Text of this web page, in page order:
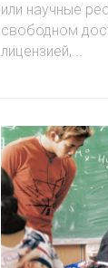
или научные
свободном
лицензией,...